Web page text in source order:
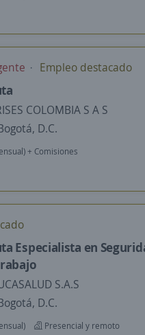
Empleo destacado
COLOMBIA S A S
D.C.
+ Comisiones
Especialista en
S.A.S
D.C.
Presencial y remoto